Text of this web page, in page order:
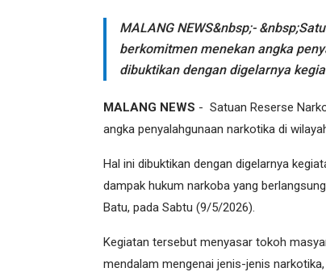
MALANG NEWS&nbsp;-
berkomitmen menekan angka
dibuktikan dengan digelarnya
MALANG NEWS - Satuan Reserse
angka penyalahgunaan narkotika di
Hal ini dibuktikan dengan digelarnya
dampak hukum narkoba yang
Batu, pada Sabtu (9/5/2026).
Kegiatan tersebut menyasar tokoh
mendalam mengenai jenis-jenis